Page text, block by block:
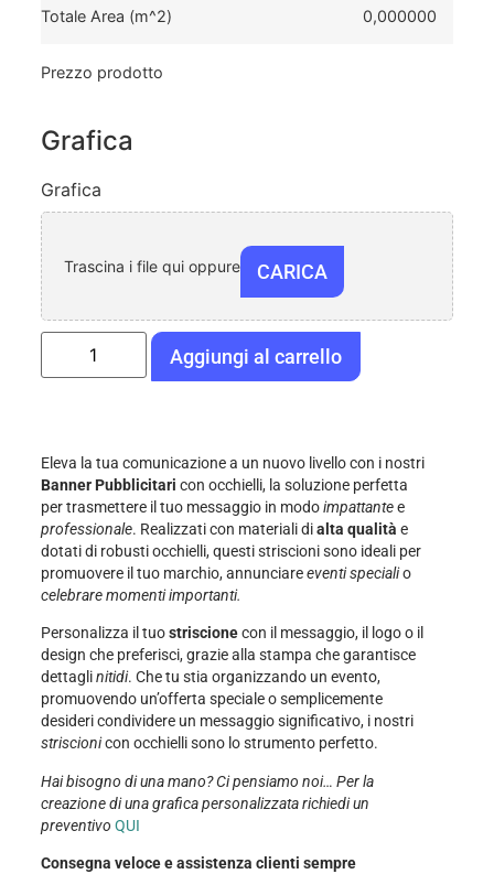
Eleva la tua comunicazione a un nuovo livello con i nostri
Banner Pubblicitari con occhielli, la soluzione perfetta
per trasmettere il tuo messaggio in modoimpattantee
professionale. Realizzati con materiali dialta qualità e
dotati di robusti occhielli, questi striscioni sono ideali per
promuovere il tuo marchio, annunciareeventi specialio
celebrare momenti importanti.
Personalizza il tuostriscionecon il messaggio, il logo o il
design che preferisci, grazie alla stampa che garantisce
dettaglinitidi. Che tu stia organizzando un evento,
promuovendo un’offerta speciale o semplicemente
desideri condividere un messaggio significativo, i nostri
striscionicon occhielli sono lo strumento perfetto.
Hai bisogno di una mano? Ci pensiamo noi… Per la
creazione di una grafica personalizzata richiedi un
preventivo QUI
Consegna veloce e assistenza clienti sempre
Totale Area (m^2) 0,000000
Prezzo prodotto
Grafica
Grafica
Trascina i file qui oppure CARICA
Aggiungi al carrello